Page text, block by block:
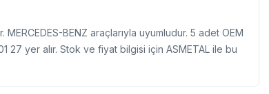
BENZ araçlarıyla uyumludur. 5 adet OEM
27 yer alır. Stok ve fiyat bilgisi için ASMETAL ile bu